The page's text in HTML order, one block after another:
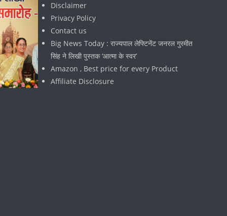
Disclaimer
Privacy Policy
Contact us
Big News Today : राज्यपाल लेफ्टिनेंट जनरल गुरमीत
सिंह ने लिखी पुस्तक ‘आत्मा के स्वर’
Amazon , Best price for every Product
Affiliate Disclosure